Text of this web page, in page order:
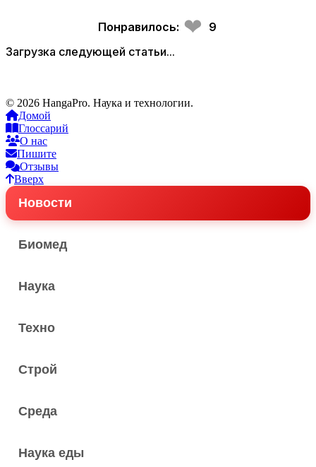
Понравилось: ❤ 9
Загрузка следующей статьи...
© 2026 HangaPro. Наука и технологии.
Домой
Глоссарий
О нас
Пишите
Отзывы
Вверх
Новости
Биомед
Наука
Техно
Строй
Среда
Наука еды